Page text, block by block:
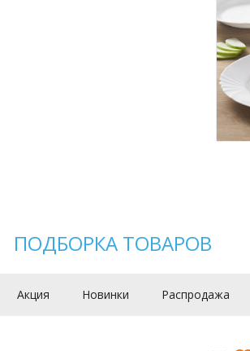
ПОДБОРКА ТОВАРОВ
Акция Новинки Распродажа